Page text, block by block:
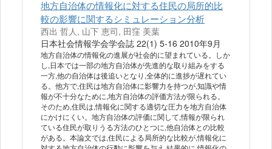
地方自治体の情報化に対する住民の局所的比
較の影響に関するシミュレーション分析
西出 哲人, 山下 恵司, 田窪 美葉
日本社会情報学会学会誌 22(1) 5-16 2010年9月
地方自治体の情報化の進展が社会的に望まれている。しか
し,日本では一部の地方自治体が先進的な取り組みをする
一方,他の自治体は後追いとなり,全体的に進捗が遅れてい
る。他方で,住民は地方自治体に影響力を持つが,知識や情
報が不十分なために,地方自治体の評価方法が限られる。
そのため,住民は,情報化に関する適切な圧力を地方自治体
にかけにくい。地方自治体の評価に関して,情報が限られ
ている住民が取りうる方法のひとつに,他自治体との比較
がある。本論文では,住民による局所的な比較が,情報化に